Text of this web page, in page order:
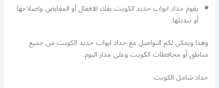
يقوم حداد ابواب حديد الكويت بفك الاقفال أو المقابض واصلاحها
أو تبديلها.
وهذا ويمكن لكم التواصل مع حداد ابواب حديد الكويت من جميع
مناطق أو محافظات الكويت وعلى مدار اليوم.
حداد شامل الكويت